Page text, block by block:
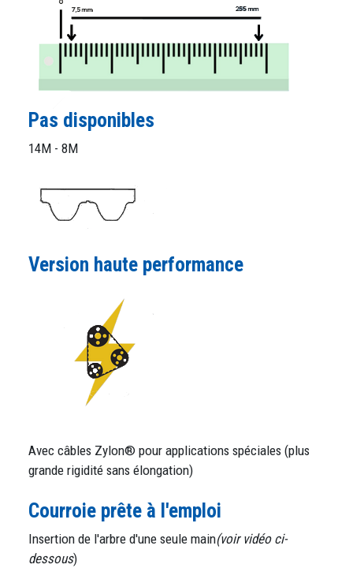
Pas disponibles
14M - 8M
Version haute performance
Avec câbles Zylon® pour applications spéciales (plus
grande rigidité sans élongation)
Courroie prête à l'emploi
Insertion de l'arbre d'une seule main(voir vidéo ci-
dessous)